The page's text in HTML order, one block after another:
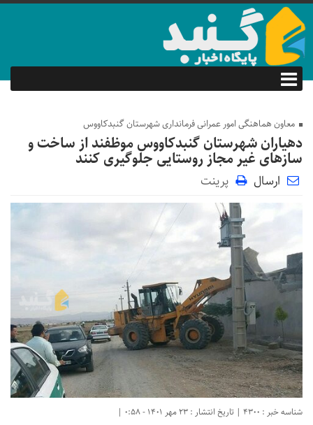
معاون هماهنگی امور عمرانی فرمانداری شهرستان گنبدکاووس
دهیاران شهرستان گنبدکاووس موظفند از ساخت و
سازهای غیر مجاز روستایی جلوگیری کنند
ارسال پرینت
شناسه خبر : 4300 | تاریخ انتشار : 23 مهر 1401 - 0:58 |